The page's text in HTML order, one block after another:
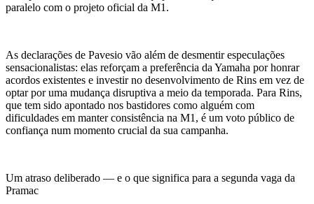
paralelo com o projeto oficial da M1.
As declarações de Pavesio vão além de desmentir especulações
sensacionalistas: elas reforçam a preferência da Yamaha por honrar
acordos existentes e investir no desenvolvimento de Rins em vez de
optar por uma mudança disruptiva a meio da temporada. Para Rins,
que tem sido apontado nos bastidores como alguém com
dificuldades em manter consistência na M1, é um voto público de
confiança num momento crucial da sua campanha.
Um atraso deliberado — e o que significa para a segunda vaga da
Pramac